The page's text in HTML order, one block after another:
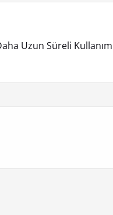
Uzun Süreli Kullanım